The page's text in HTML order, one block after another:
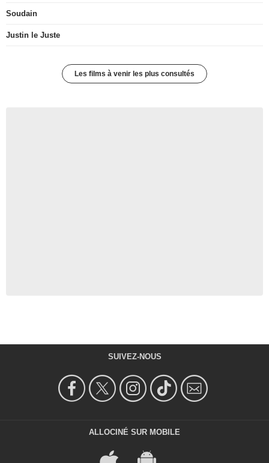
Soudain
Justin le Juste
Les films à venir les plus consultés
SUIVEZ-NOUS
ALLOCINÉ SUR MOBILE